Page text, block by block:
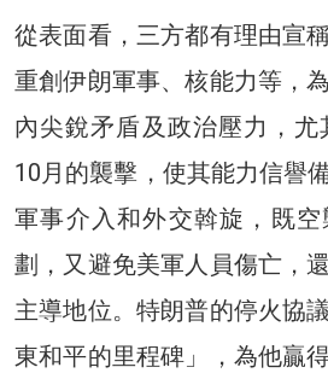
從表面看，三方都有理由宣
重創伊朗軍事、核能力等，
內尖銳矛盾及政治壓力，
10月的襲擊，使其能力信譽
軍事介入和外交斡旋，既
劃，又避免美軍人員傷亡，
主導地位。特朗普的停火協
東和平的里程碑」，為他贏